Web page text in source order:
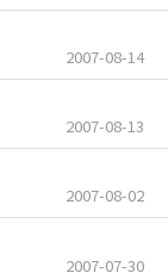
2007-08-14
2007-08-13
2007-08-02
2007-07-30